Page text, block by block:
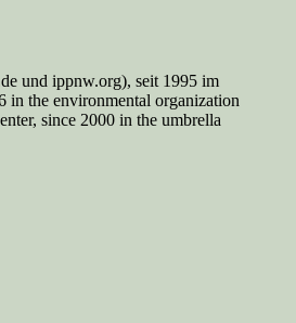
und ippnw.org), seit 1995 im
in the environmental organization
since 2000 in the umbrella